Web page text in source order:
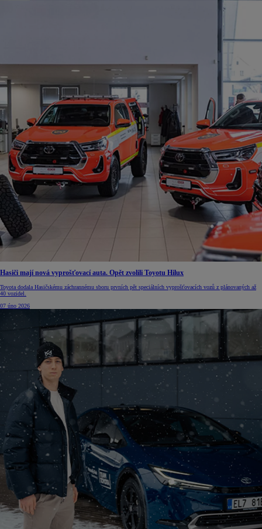
Hasiči mají nová vyprošťovací auta. Opět zvolili Toyotu Hilux
Toyota dodala Hasičskému záchrannému sboru prvních pět speciálních vyprošťovacích vozů z plánovaných až
40 vozidel.
07 úno 2026